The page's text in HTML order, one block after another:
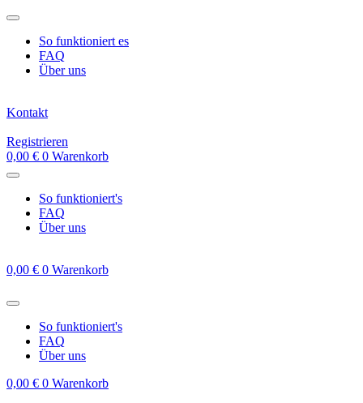
Zum
springenSo funktioniert es
FAQ
Über uns
Kontakt
Registrieren
0,00 € 0 Warenkorb
So funktioniert's
FAQ
Über uns
0,00 € 0 Warenkorb
So funktioniert's
FAQ
Über uns
0,00 € 0 Warenkorb